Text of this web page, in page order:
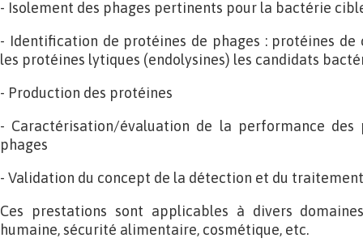
- Isolement des phages pertinents pour la bactérie
- Identification de protéines de phages : protéines
les protéines lytiques (endolysines) les candidats
- Production des protéines
- Caractérisation/évaluation de la performance
phages
- Validation du concept de la détection et du traitement
Ces prestations sont applicables à divers
humaine, sécurité alimentaire, cosmétique, etc.